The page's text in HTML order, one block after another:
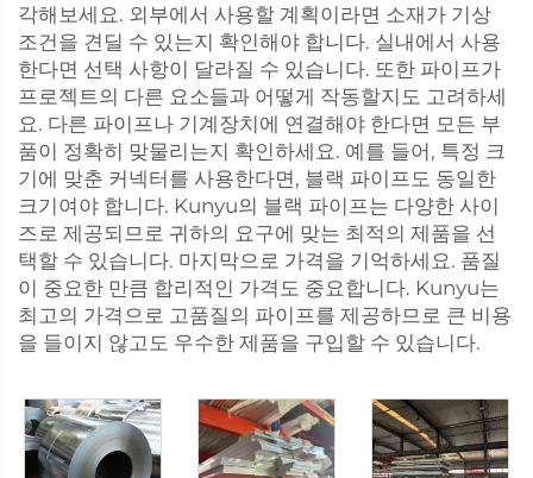
각해보세요. 외부에서 사용할 계획이라면 소재가 기상
조건을 견딜 수 있는지 확인해야 합니다. 실내에서 사용
한다면 선택 사항이 달라질 수 있습니다. 또한 파이프가
프로젝트의 다른 요소들과 어떻게 작동할지도 고려하세
요. 다른 파이프나 기계장치에 연결해야 한다면 모든 부
품이 정확히 맞물리는지 확인하세요. 예를 들어, 특정 크
기에 맞춘 커넥터를 사용한다면, 블랙 파이프도 동일한
크기여야 합니다. Kunyu의 블랙 파이프는 다양한 사이
즈로 제공되므로 귀하의 요구에 맞는 최적의 제품을 선
택할 수 있습니다. 마지막으로 가격을 기억하세요. 품질
이 중요한 만큼 합리적인 가격도 중요합니다. Kunyu는
최고의 가격으로 고품질의 파이프를 제공하므로 큰 비용
을 들이지 않고도 우수한 제품을 구입할 수 있습니다.